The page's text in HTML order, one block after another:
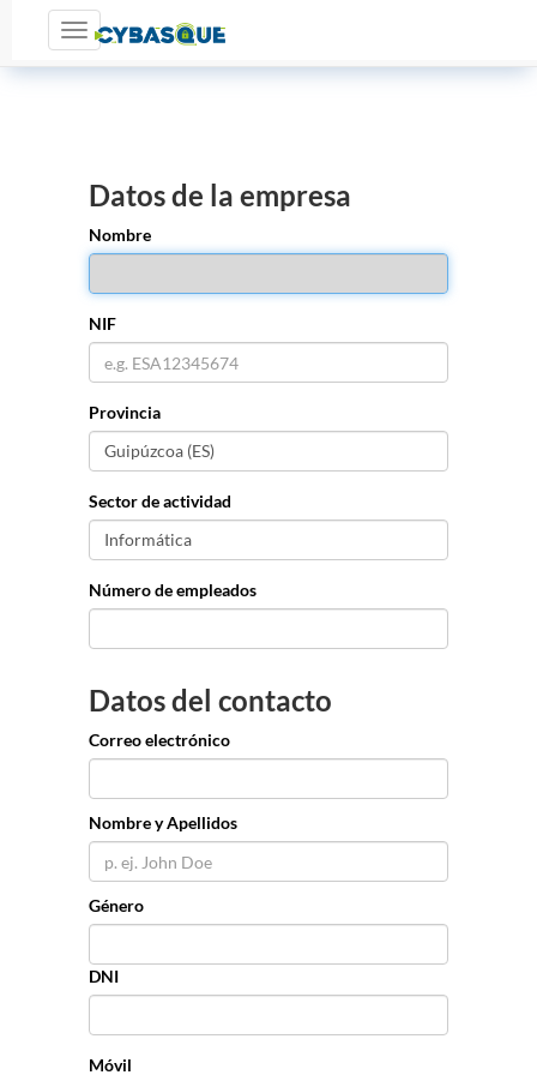
Toggle navigation
Datos de la empresa
Nombre
NIF
Provincia
Sector de actividad
Número de empleados
Datos del contacto
Correo electrónico
Nombre y Apellidos
Género
DNI
Móvil